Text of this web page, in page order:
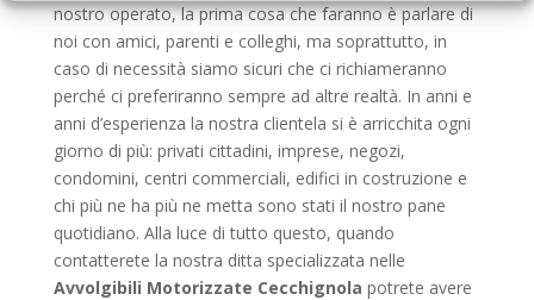
nostro operato, la prima cosa che faranno è parlare di
noi con amici, parenti e colleghi, ma soprattutto, in
caso di necessità siamo sicuri che ci richiameranno
perché ci preferiranno sempre ad altre realtà. In anni e
anni d’esperienza la nostra clientela si è arricchita ogni
giorno di più: privati cittadini, imprese, negozi,
condomini, centri commerciali, edifici in costruzione e
chi più ne ha più ne metta sono stati il nostro pane
quotidiano. Alla luce di tutto questo, quando
contatterete la nostra ditta specializzata nelle
Avvolgibili Motorizzate Cecchignola potrete avere